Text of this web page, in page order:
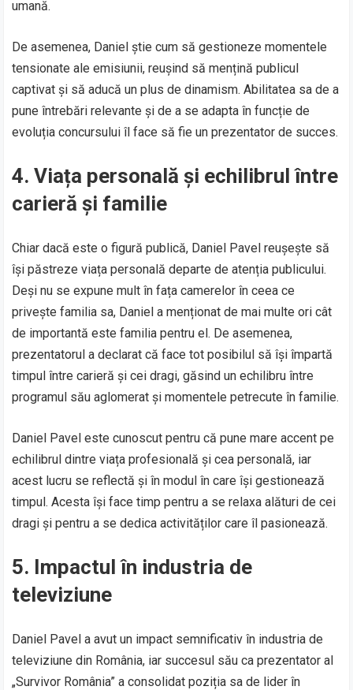
umană.
De asemenea, Daniel știe cum să gestioneze momentele
tensionate ale emisiunii, reușind să mențină publicul
captivat și să aducă un plus de dinamism. Abilitatea sa de a
pune întrebări relevante și de a se adapta în funcție de
evoluția concursului îl face să fie un prezentator de succes.
4.Viața personală și echilibrul între
carieră și familie
Chiar dacă este o figură publică, Daniel Pavel reușește să
își păstreze viața personală departe de atenția publicului.
Deși nu se expune mult în fața camerelor în ceea ce
privește familia sa, Daniel a menționat de mai multe ori cât
de importantă este familia pentru el. De asemenea,
prezentatorul a declarat că face tot posibilul să își împartă
timpul între carieră și cei dragi, găsind un echilibru între
programul său aglomerat și momentele petrecute în familie.
Daniel Pavel este cunoscut pentru că pune mare accent pe
echilibrul dintre viața profesională și cea personală, iar
acest lucru se reflectă și în modul în care își gestionează
timpul. Acesta își face timp pentru a se relaxa alături de cei
dragi și pentru a se dedica activităților care îl pasionează.
5. Impactul în industria de
televiziune
Daniel Pavel a avut un impact semnificativ în industria de
televiziune din România, iar succesul său ca prezentator al
„Survivor România” a consolidat poziția sa de lider în